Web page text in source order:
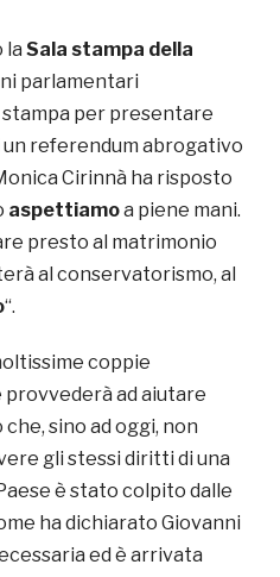
la Sala stampa della
parlamentari
per presentare
un referendum abrogativo
Cirinnà ha risposto
aspettiamoa piene mani.
presto al matrimonio
al conservatorismo, al
“.
coppie
provvederà ad aiutare
sino ad oggi, non
gli stessi diritti di una
è stato colpito dalle
ha dichiarato Giovanni
ed è arrivata